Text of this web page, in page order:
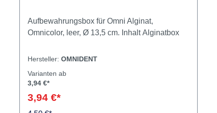
Aufbewahrungsbox für Omni Alginat,
Omnicolor, leer, Ø 13,5 cm. Inhalt Alginatbox
Hersteller: OMNIDENT
Varianten ab
3,94 €*
3,94 €*